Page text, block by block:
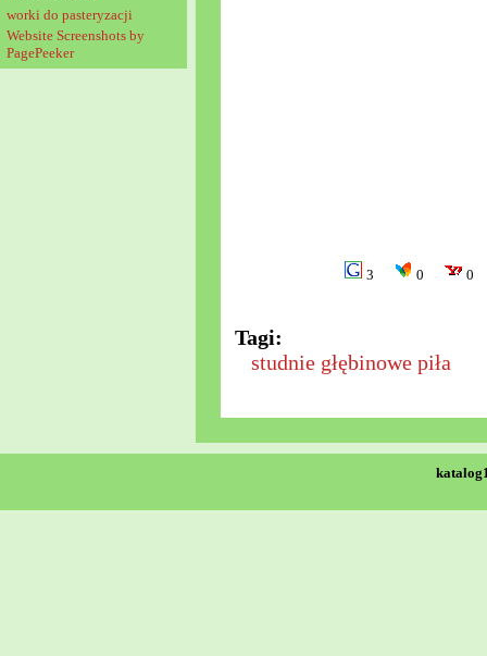
worki do pasteryzacji
Website Screenshots by
PagePeeker
3 0 0
Tagi:
studnie głębinowe piła